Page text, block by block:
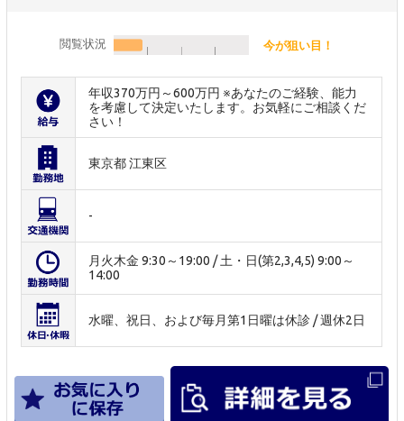
閲覧状況 今が狙い目！
年収370万円～600万円 ※あなたのご経験、能力
を考慮して決定いたします。お気軽にご相談くだ
さい！
東京都 江東区
-
月火木金 9:30～19:00 / 土・日(第2,3,4,5) 9:00～
14:00
水曜、祝日、および毎月第1日曜は休診 / 週休2日